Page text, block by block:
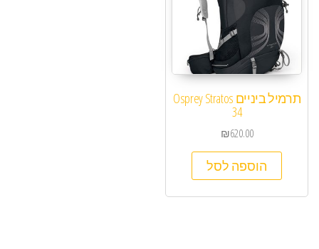
תרמיל ביניים Osprey Stratos
34
₪620.00
הוספה לסל